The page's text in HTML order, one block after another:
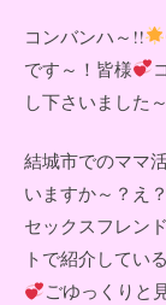
コンバンハ～!!
です～！皆様
し下さいました～
結城市でのママ
いますか～？え
セックスフレン
トで紹介してい
ごゆっくりと